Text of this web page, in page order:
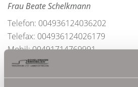
Frau Beate Schelkmann
Telefon: 004936124036202
Telefax: 004936124026179
Mobil: 00491714769991
info@schelkmann.de